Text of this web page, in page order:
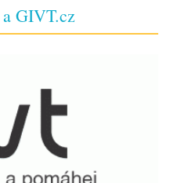
GIVT.cz